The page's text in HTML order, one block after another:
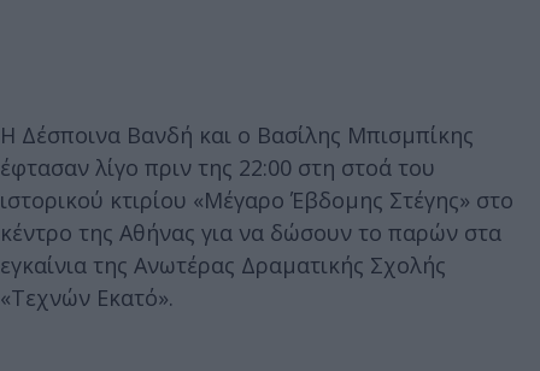
Η Δέσποινα Βανδή και ο Βασίλης Μπισμπίκης
έφτασαν λίγο πριν της 22:00 στη στοά του
ιστορικού κτιρίου «Μέγαρο Έβδομης Στέγης» στο
κέντρο της Αθήνας για να δώσουν το παρών στα
εγκαίνια της Ανωτέρας Δραματικής Σχολής
«Τεχνών Εκατό».